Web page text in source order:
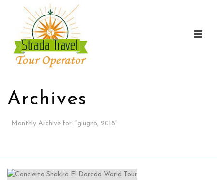
Archives
Monthly Archive for: "giugno, 2018"